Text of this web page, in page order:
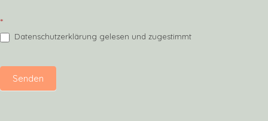
*
Datenschutzerklärung gelesen und zugestimmt
Senden